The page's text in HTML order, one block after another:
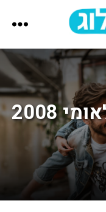
יריד התיירות הבינלאומי 2008